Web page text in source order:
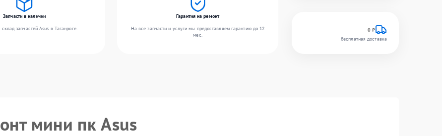
Запчасти в наличии
запчастей Asus в Таганроге.
Гарантия на ремонт
На все запчасти и услуги мы предоставляем гарантию до 12
мес.
0 ₽
бесплатная доставка
мини пк Asus